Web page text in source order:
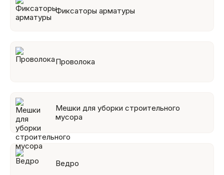
Фиксаторы арматуры
Проволока
Мешки для уборки строительного
мусора
Ведро